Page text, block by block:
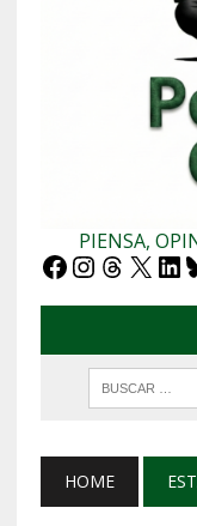
PIENSA,
Facebook
Instagram
Threads
X
HOME